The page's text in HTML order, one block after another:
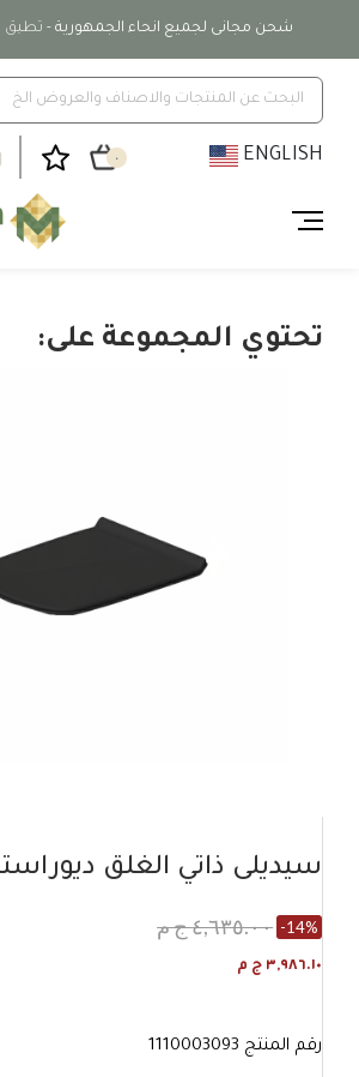
شحن مجانى لجميع انحاء الجمهورية - تطبق
٠ ENGLISH
تحتوي المجموعة على:
سيديلى ذاتي الغلق
٤,٦٣٥.٠٠ ج م -14%
٣,٩٨٦.١٠ ج م
رقم المنتج 1110003093